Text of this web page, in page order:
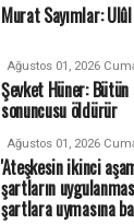
Murat Sayımlar:
Ağustos 01, 2026
Şevket Hüner:
sonuncusu öldürür
Ağustos 01, 2026
'Ateşkesin ikinci
şartların
şartlara uymasına